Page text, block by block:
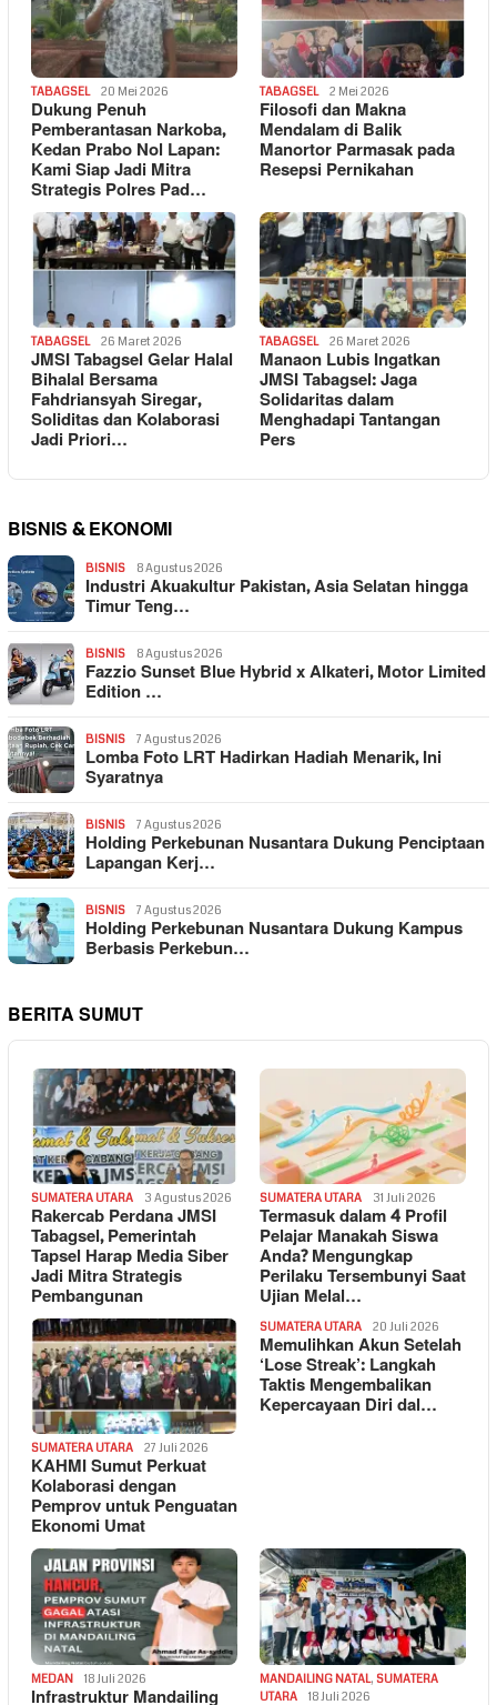
TABAGSEL 20 Mei 2026
Dukung Penuh
Pemberantasan Narkoba,
Kedan Prabo Nol Lapan:
Kami Siap Jadi Mitra
Strategis Polres Pad…
TABAGSEL 2 Mei 2026
Filosofi dan Makna
Mendalam di Balik
Manortor Parmasak pada
Resepsi Pernikahan
TABAGSEL 26 Maret 2026
JMSI Tabagsel Gelar Halal
Bihalal Bersama
Fahdriansyah Siregar,
Soliditas dan Kolaborasi
Jadi Priori…
TABAGSEL 26 Maret 2026
Manaon Lubis Ingatkan
JMSI Tabagsel: Jaga
Solidaritas dalam
Menghadapi Tantangan
Pers
BISNIS & EKONOMI
BISNIS 8 Agustus 2026
Industri Akuakultur Pakistan, Asia Selatan hingga
Timur Teng…
BISNIS 8 Agustus 2026
Fazzio Sunset Blue Hybrid x Alkateri, Motor Limited
Edition …
BISNIS 7 Agustus 2026
Lomba Foto LRT Hadirkan Hadiah Menarik, Ini
Syaratnya
BISNIS 7 Agustus 2026
Holding Perkebunan Nusantara Dukung Penciptaan
Lapangan Kerj…
BISNIS 7 Agustus 2026
Holding Perkebunan Nusantara Dukung Kampus
Berbasis Perkebun…
BERITA SUMUT
SUMATERA UTARA 3 Agustus 2026
Rakercab Perdana JMSI
Tabagsel, Pemerintah
Tapsel Harap Media Siber
Jadi Mitra Strategis
Pembangunan
SUMATERA UTARA 31 Juli 2026
Termasuk dalam 4 Profil
Pelajar Manakah Siswa
Anda? Mengungkap
Perilaku Tersembunyi Saat
Ujian Melal…
SUMATERA UTARA 27 Juli 2026
KAHMI Sumut Perkuat
Kolaborasi dengan
Pemprov untuk Penguatan
Ekonomi Umat
SUMATERA UTARA 20 Juli 2026
Memulihkan Akun Setelah
‘Lose Streak’: Langkah
Taktis Mengembalikan
Kepercayaan Diri dal…
MEDAN 18 Juli 2026
Infrastruktur Mandailing
MANDAILING NATAL, SUMATERA
UTARA
18 Juli 2026